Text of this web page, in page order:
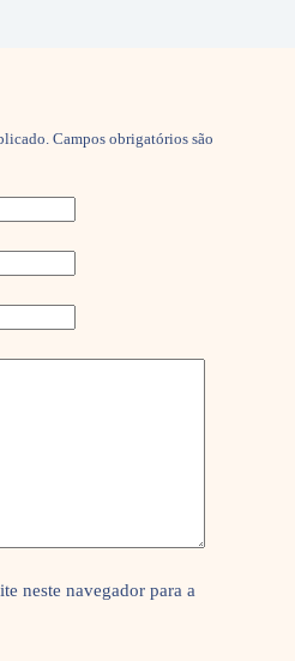
Campos obrigatórios são
neste navegador para a